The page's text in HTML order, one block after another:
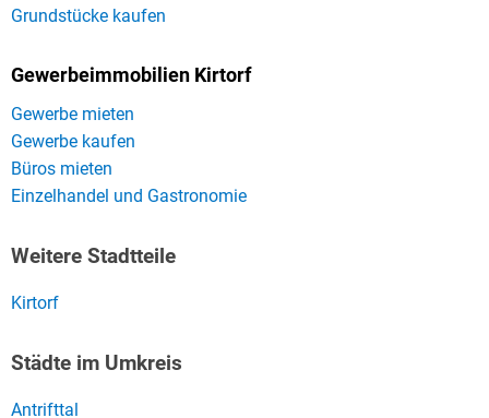
Grundstücke kaufen
Gewerbeimmobilien Kirtorf
Gewerbe mieten
Gewerbe kaufen
Büros mieten
Einzelhandel und Gastronomie
Weitere Stadtteile
Kirtorf
Städte im Umkreis
Antrifttal